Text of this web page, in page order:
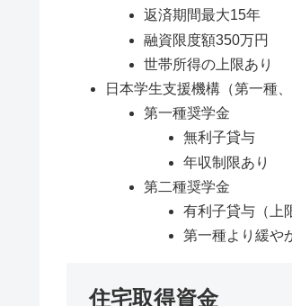
返済期間最大15年
融資限度額350万円
世帯所得の上限あり
日本学生支援機構（第一種、
第一種奨学金
無利子貸与
年収制限あり
第二種奨学金
有利子貸与（上
第一種より緩や
住宅取得資金